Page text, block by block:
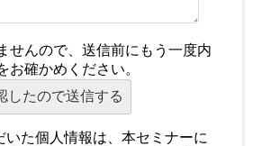
せんので、送信前にもう一度内
お確かめください。
た個人情報は、本セミナーに